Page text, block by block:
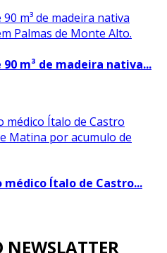
m³ de madeira nativa...
médico Ítalo de Castro...
NEWSLATTER